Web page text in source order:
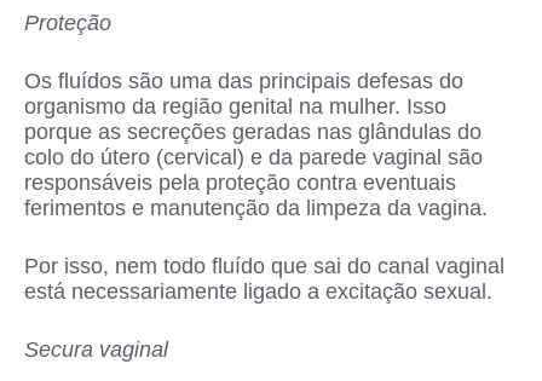
Proteção
Os fluídos são uma das principais defesas do
organismo da região genital na mulher. Isso
porque as secreções geradas nas glândulas do
colo do útero (cervical) e da parede vaginal são
responsáveis pela proteção contra eventuais
ferimentos e manutenção da limpeza da vagina.
Por isso, nem todo fluído que sai do canal vaginal
está necessariamente ligado a excitação sexual.
Secura vaginal